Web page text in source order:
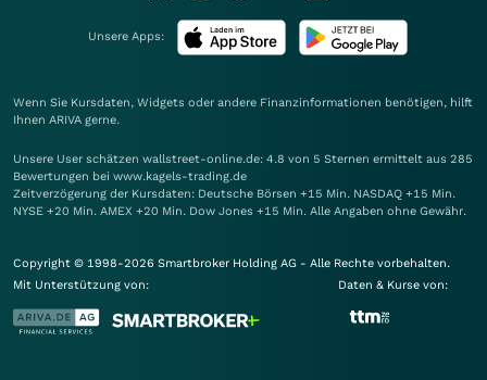
Unsere Apps:
Wenn Sie Kursdaten, Widgets oder andere Finanzinformationen benötigen, hilft
Ihnen ARIVA gerne.
Unsere User schätzen wallstreet-online.de: 4.8 von 5 Sternen ermittelt aus 285
Bewertungen bei www.kagels-trading.de
Zeitverzögerung der Kursdaten: Deutsche Börsen +15 Min. NASDAQ +15 Min.
NYSE +20 Min. AMEX +20 Min. Dow Jones +15 Min. Alle Angaben ohne Gewähr.
Copyright © 1998-2026 Smartbroker Holding AG - Alle Rechte vorbehalten.
Mit Unterstützung von:
Daten & Kurse von: